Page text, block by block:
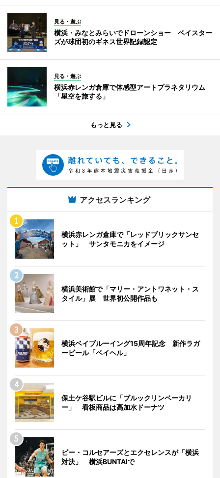
見る・遊ぶ
横浜・みなとみらいでドローンショー ベイスター
ズが球団初のギネス世界記録認定
見る・遊ぶ
横浜赤レンガ倉庫で体感型アートプラネタリウム
「星空を旅する」
もっと見る
アクセスランキング
横浜赤レンガ倉庫で「レッドブリックサンセ
ット」 サンタモニカをイメージ
横浜美術館で「マリー・アントワネット・ス
タイル」展 世界初公開作品も
横浜ベイブルーイング15周年記念 新作ラガ
ービール「ベイヘル」
保土ケ谷駅ビルに「ブルックリンベーカリ
ー」 看板商品は高加水ドーナツ
ビー・コルセアーズとエクセレンスが「横浜
対決」 横浜BUNTAIで